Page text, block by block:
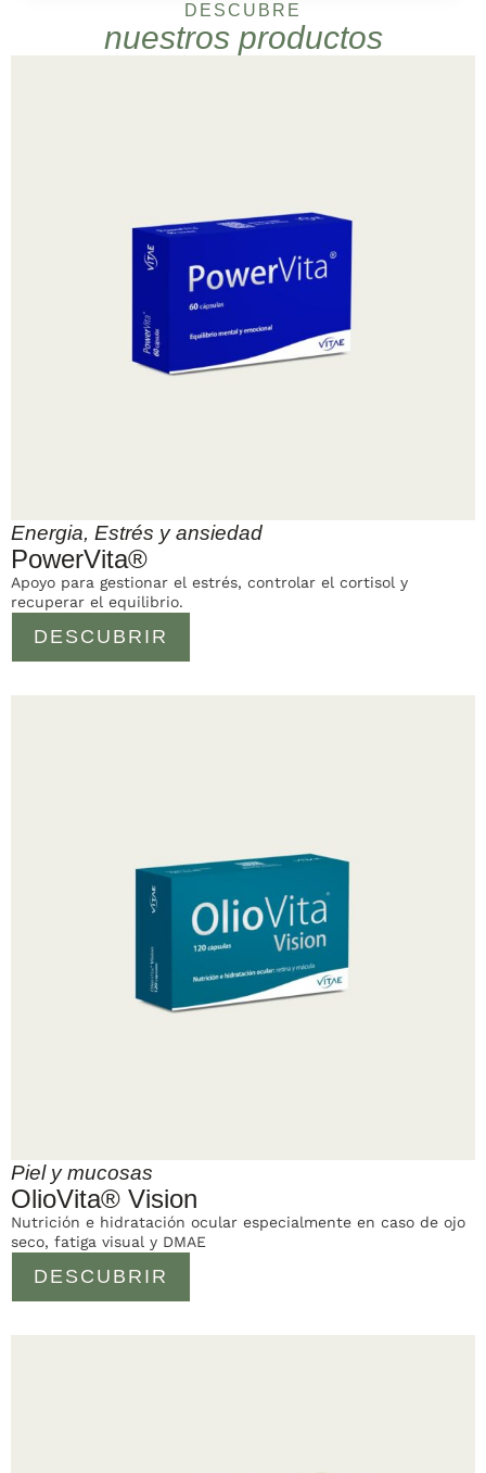
DESCUBRE
nuestros productos
Energia, Estrés y ansiedad
PowerVita®
DESCUBRIR
Apoyo para gestionar el estrés, controlar el cortisol y
recuperar el equilibrio.
Piel y mucosas
OlioVita® Vision
DESCUBRIR
Nutrición e hidratación ocular especialmente en caso de ojo
seco, fatiga visual y DMAE